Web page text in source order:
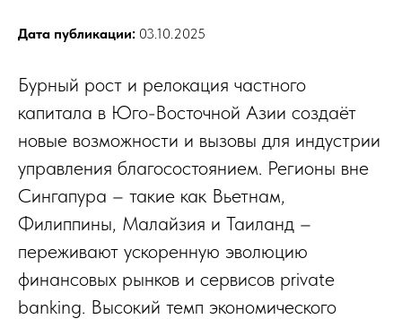
Дата публикации: 03.10.2025
Бурный рост и релокация частного
капитала в Юго-Восточной Азии создаёт
новые возможности и вызовы для индустрии
управления благосостоянием. Регионы вне
Сингапура – такие как Вьетнам,
Филиппины, Малайзия и Таиланд –
переживают ускоренную эволюцию
финансовых рынков и сервисов private
banking. Высокий темп экономического